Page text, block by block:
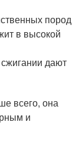
пород
в высокой
дают
всего, она
и